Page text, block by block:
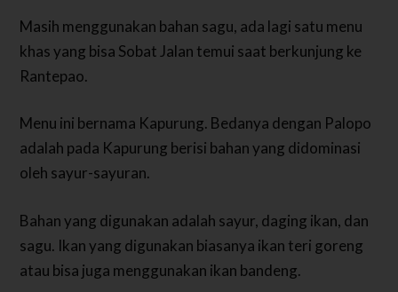
Masih menggunakan bahan sagu, ada lagi satu menu
khas yang bisa Sobat Jalan temui saat berkunjung ke
Rantepao.
Menu ini bernama Kapurung. Bedanya dengan Palopo
adalah pada Kapurung berisi bahan yang didominasi
oleh sayur-sayuran.
Bahan yang digunakan adalah sayur, daging ikan, dan
sagu. Ikan yang digunakan biasanya ikan teri goreng
atau bisa juga menggunakan ikan bandeng.